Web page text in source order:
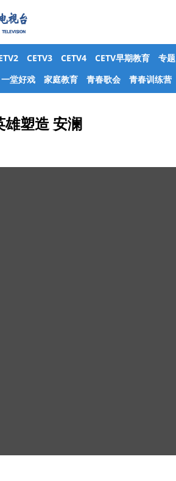
CETV3 CETV4 CETV早期教育
专题
一堂好戏 家庭教育 青春歌会 青春训练营
雄塑造 安澜